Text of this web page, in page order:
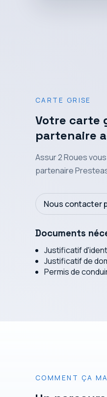
CARTE GRISE
Votre carte
partenaire
Assur 2 Roues
partenaire
Nous contacter
Documents
Justificatif
Justificatif de
Permis de
COMMENT ÇA